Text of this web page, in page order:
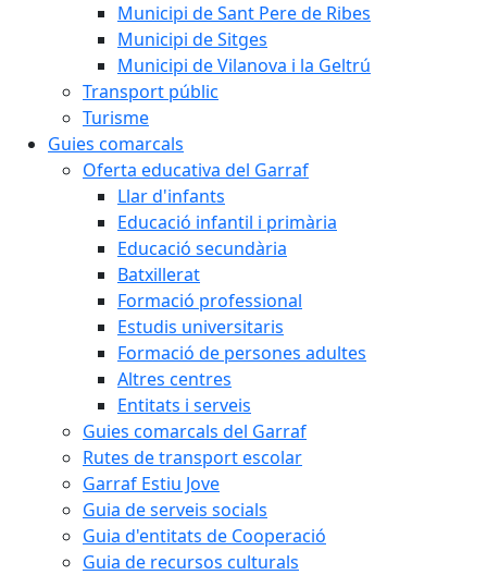
Municipi de Sant Pere de Ribes
Municipi de Sitges
Municipi de Vilanova i la Geltrú
Transport públic
Turisme
Guies comarcals
Oferta educativa del Garraf
Llar d'infants
Educació infantil i primària
Educació secundària
Batxillerat
Formació professional
Estudis universitaris
Formació de persones adultes
Altres centres
Entitats i serveis
Guies comarcals del Garraf
Rutes de transport escolar
Garraf Estiu Jove
Guia de serveis socials
Guia d'entitats de Cooperació
Guia de recursos culturals